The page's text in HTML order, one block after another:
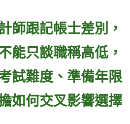
師跟記帳士差別，
能只談職稱高低，
試難度、準備年限
如何交叉影響選擇